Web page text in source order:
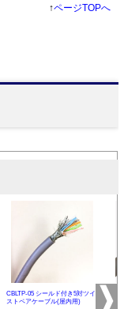
↑ページTOPへ
CBLTP-05 シールド付き5対ツイ
ストペアケーブル(屋内用)
イ